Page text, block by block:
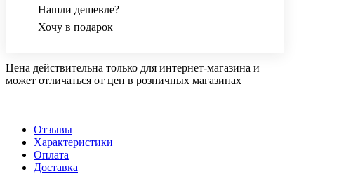
Нашли дешевле?
Хочу в подарок
Цена действительна только для интернет-магазина и
может отличаться от цен в розничных магазинах
Отзывы
Характеристики
Оплата
Доставка